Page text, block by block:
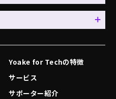
Yoake for Techの特徴
サービス
サポーター紹介